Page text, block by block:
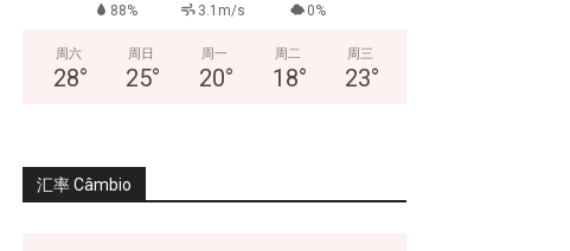
88% 3.1m/s 0%
周六
28°
周日
25°
周一
20°
周二
18°
周三
23°
汇率 Câmbio